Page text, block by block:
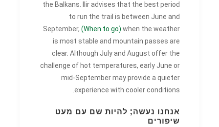
the Balkans. Ilir advises that the best period
to run the trail is between June and
September, (When to go) when the weather
is most stable and mountain passes are
clear. Although July and August offer the
challenge of hot temperatures, early June or
mid-September may provide a quieter
experience with cooler conditions.
אנחנו נעשה; להיות שם עם מעט
שיפורים